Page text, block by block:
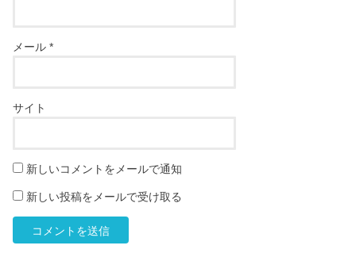
メール*
サイト
新しいコメントをメールで通知
新しい投稿をメールで受け取る